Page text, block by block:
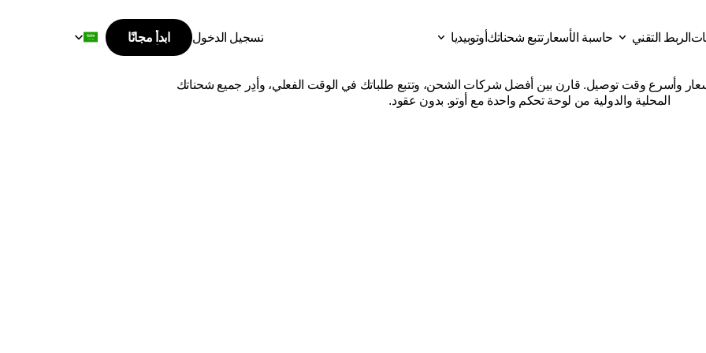
المحلية والدولية من لوحة تحكم واحدة مع أوتو. بدون عقود.
الربط التقني
حاسبة الأسعارتتبع شحناتك أوتوبيديا
تسجيل الدخول
ابدأ مجانًا